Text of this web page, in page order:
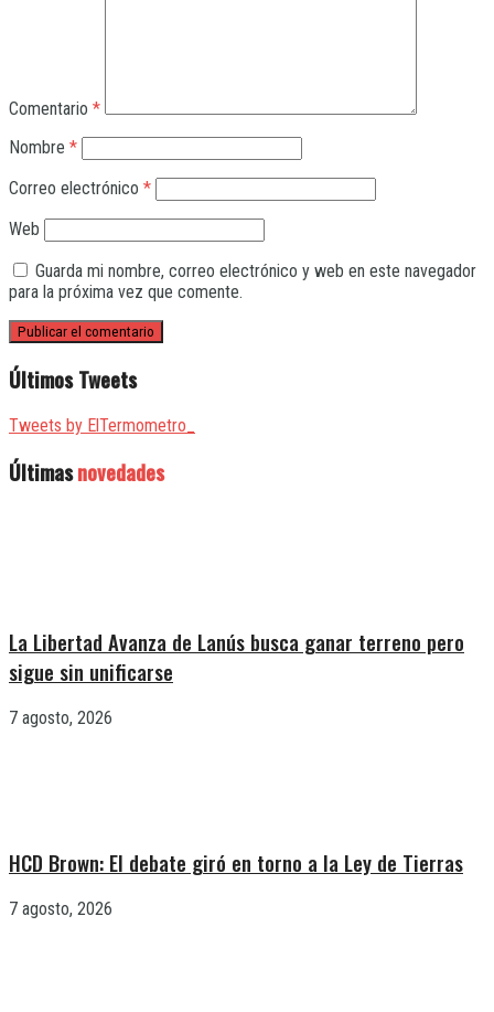
Comentario *
Nombre *
Correo electrónico *
Web
Guarda mi nombre, correo electrónico y web en este navegador
para la próxima vez que comente.
Últimos Tweets
Tweets by ElTermometro_
Últimasnovedades
La Libertad Avanza de Lanús busca ganar terreno pero
sigue sin unificarse
7 agosto, 2026
HCD Brown: El debate giró en torno a la Ley de Tierras
7 agosto, 2026